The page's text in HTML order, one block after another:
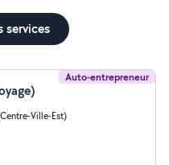
services
Auto-entrepreneur
Ville-Est)